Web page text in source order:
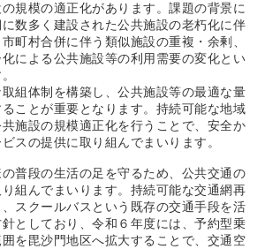
規模の適正化があります。課題の背景に
数多く建設された公共施設の老朽化に伴
町村合併に伴う類似施設の重複・余剰、
による公共施設等の利用需要の変化とい
組体制を構築し、公共施設等の最適な量
ことが重要となります。持続可能な地域
施設の規模適正化を行うことで、安全か
スの提供に取り組んでまいります。
普段の生活の足を守るため、公共交通の
組んでまいります。持続可能な交通網再
スクールバスという既存の交通手段を活
としており、令和６年度には、予約型乗
を毘沙門地区へ拡大することで、交通空